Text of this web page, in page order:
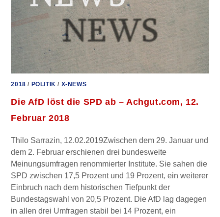
2018 / POLITIK / X-NEWS
Die AfD löst die SPD ab – Achgut.com, 12.
Februar 2018
Thilo Sarrazin, 12.02.2019Zwischen dem 29. Januar und
dem 2. Februar erschienen drei bundesweite
Meinungsumfragen renommierter Institute. Sie sahen die
SPD zwischen 17,5 Prozent und 19 Prozent, ein weiterer
Einbruch nach dem historischen Tiefpunkt der
Bundestagswahl von 20,5 Prozent. Die AfD lag dagegen
in allen drei Umfragen stabil bei 14 Prozent, ein